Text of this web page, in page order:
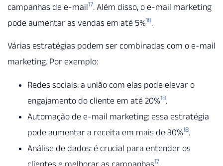
campanhas de e-mail17. Além disso, o e-mail marketing
pode aumentar as vendas em até 5%18.
Várias estratégias podem ser combinadas com o e-mail
marketing. Por exemplo:
Redes sociais: a união com elas pode elevar o
engajamento do cliente em até 20%18.
Automação de e-mail marketing: essa estratégia
pode aumentar a receita em mais de 30%18.
Análise de dados: é crucial para entender os
clientes e melhorar as campanhas17.